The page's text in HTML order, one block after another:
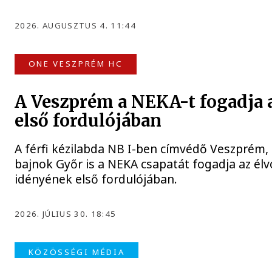
2026. AUGUSZTUS 4. 11:44
ONE VESZPRÉM HC
A Veszprém a NEKA-t fogadja
első fordulójában
A férfi kézilabda NB I-ben címvédő Veszprém,
bajnok Győr is a NEKA csapatát fogadja az
idényének első fordulójában.
2026. JÚLIUS 30. 18:45
KÖZÖSSÉGI MÉDIA